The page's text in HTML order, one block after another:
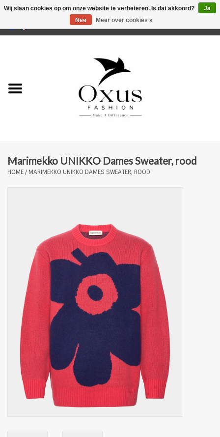
Merken
Marimekko UNIKKO Dames Sweater, rood
HOME/ MARIMEKKO UNIKKO DAMES SWEATER, ROOD
Wij slaan cookies op om onze website te verbeteren. Is dat akkoord?
Ja
Nee
Meer over cookies »